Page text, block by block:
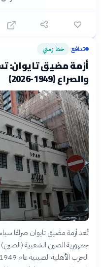
تدافع› خط زمني
أزمة مضيق تايوان:
والصراع (1949-2026)
تُعد أزمة مضيق تايوان صراعًا
جمهورية الصين الشعبية (الصين)